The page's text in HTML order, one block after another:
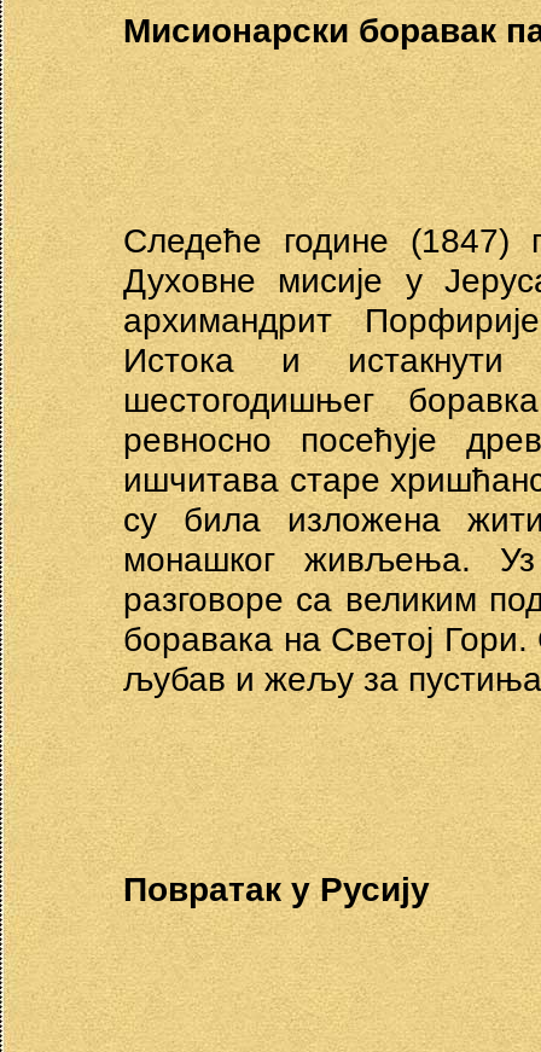
Мисионарски боравак
Следеће године (1847)
Духовне мисије у
архимандрит
Истока и
шестогодишњег
ревносно посећује
ишчитава старе
су била изложена
монашког живљења.
разговоре са великим
боравака на Светој
љубав и жељу за
Повратак у Русију